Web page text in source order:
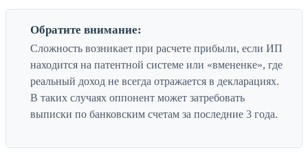
Обратите внимание:
Сложность возникает при расчете прибыли, если ИП
находится на патентной системе или «вмененке», где
реальный доход не всегда отражается в декларациях.
В таких случаях оппонент может затребовать
выписки по банковским счетам за последние 3 года.